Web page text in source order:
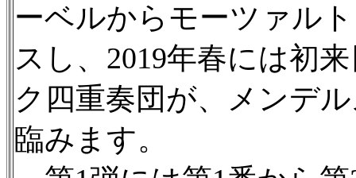
ーベルからモーツァル
スし、2019年春には初
ク四重奏団が、メンデ
臨みます。